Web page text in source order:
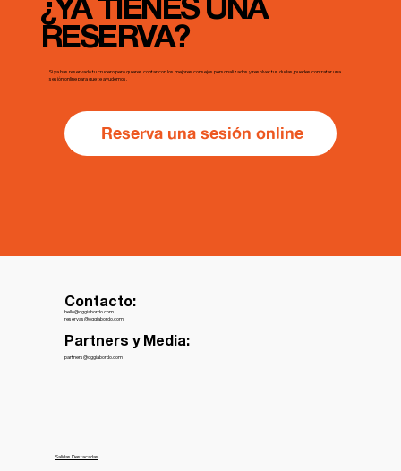
¿YA TIENES UNA
RESERVA?
Si ya has reservado tu crucero pero quieres contar con los mejores consejos personalizados y resolver tus dudas, puedes contratar una
sesión online para que te ayudemos.
Reserva una sesión online
Salidas Destacadas
Contacto:
hello@oggiabordo.com
reservas@oggiabordo.com
Partners y Media:
partners@oggiabordo.com